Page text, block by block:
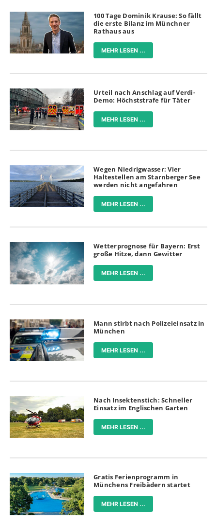
100 Tage Dominik Krause: So fällt
die erste Bilanz im Münchner
Rathaus aus
MEHR LESEN ...
Urteil nach Anschlag auf Verdi-
Demo: Höchststrafe für Täter
MEHR LESEN ...
Wegen Niedrigwasser: Vier
Haltestellen am Starnberger See
werden nicht angefahren
MEHR LESEN ...
Wetterprognose für Bayern: Erst
große Hitze, dann Gewitter
MEHR LESEN ...
Mann stirbt nach Polizeieinsatz in
München
MEHR LESEN ...
Nach Insektenstich: Schneller
Einsatz im Englischen Garten
MEHR LESEN ...
Gratis Ferienprogramm in
Münchens Freibädern startet
MEHR LESEN ...